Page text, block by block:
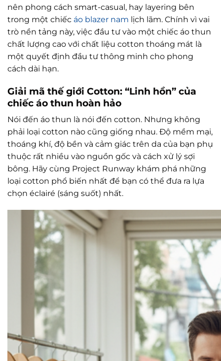
nên phong cách smart-casual, hay layering bên
trong một chiếc áo blazer nam lịch lãm. Chính vì vai
trò nền tảng này, việc đầu tư vào một chiếc áo thun
chất lượng cao với chất liệu cotton thoáng mát là
một quyết định đầu tư thông minh cho phong
cách dài hạn.
Giải mã thế giới Cotton: “Linh hồn” của
chiếc áo thun hoàn hảo
Nói đến áo thun là nói đến cotton. Nhưng không
phải loại cotton nào cũng giống nhau. Độ mềm mại,
thoáng khí, độ bền và cảm giác trên da của bạn phụ
thuộc rất nhiều vào nguồn gốc và cách xử lý sợi
bông. Hãy cùng Project Runway khám phá những
loại cotton phổ biến nhất để bạn có thể đưa ra lựa
chọn éclairé (sáng suốt) nhất.